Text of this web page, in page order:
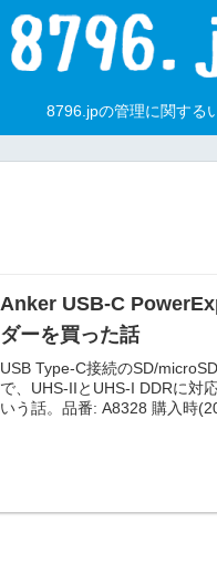
8796.jpの管理に関する
Anker USB-C
ダーを買った話
USB Type-C接続のSD/
で、UHS-IIとUHS-I DDRに対
いう話。品番: A8328 購入時